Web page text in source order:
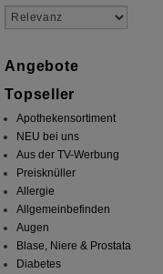
Angebote
Topseller
Apothekensortiment
NEU bei uns
Aus der TV-Werbung
Preisknüller
Allergie
Allgemeinbefinden
Augen
Blase, Niere & Prostata
Diabetes